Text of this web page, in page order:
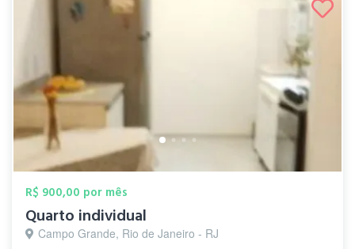
R$ 900,00 por mês
Quarto individual
Campo Grande, Rio de Janeiro - RJ